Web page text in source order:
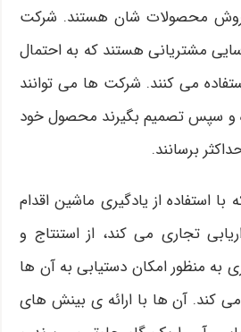
فروش محصولات شان هستند. شرکت
مشتریانی هستند که به احتمال
می کنند. شرکت ها می توانند
و سپس تصمیم بگیرند محصول خود
برسانند.
استفاده از یادگیری ماشین اقدام
تجاری می کند، از استنتاج و
به منظور امکان دستیابی به آن ها
می کند. آن ها با ارائه ی بینش های